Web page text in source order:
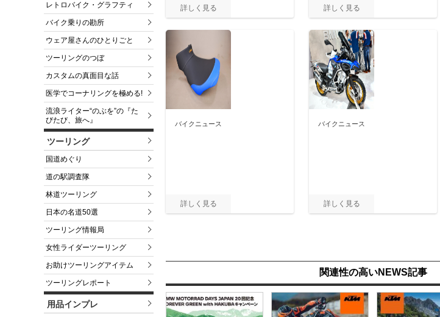
レトロバイク・グラフティ
バイク乗りの勘所
ウェア屋さんのひとりごと
ツーリングのつぼ
カスタムの真面目な話
医学でコーナリングを極める!
流浪ライター“のぶを”の『た
びたび、旅へ』
ツーリング
国道めぐり
道の駅調査隊
林道ツーリング
日本の名道50選
ツーリング情報局
女性ライダーツーリング
お助けツーリングアイテム
ツーリングレポート
用品インプレ
バイクニュース バイクニュース
関連性の高いNEWS記事